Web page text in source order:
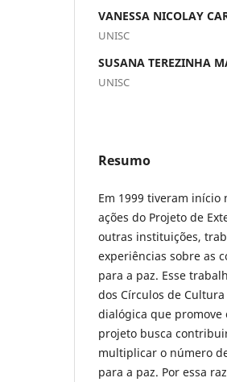
VANESSA NICOLAY
UNISC
SUSANA TEREZINHA
UNISC
Resumo
Em 1999 tiveram início
ações do Projeto de
outras instituições,
experiências sobre as
para a paz. Esse
dos Círculos de
dialógica que promove
projeto busca
multiplicar o número
para a paz. Por essa